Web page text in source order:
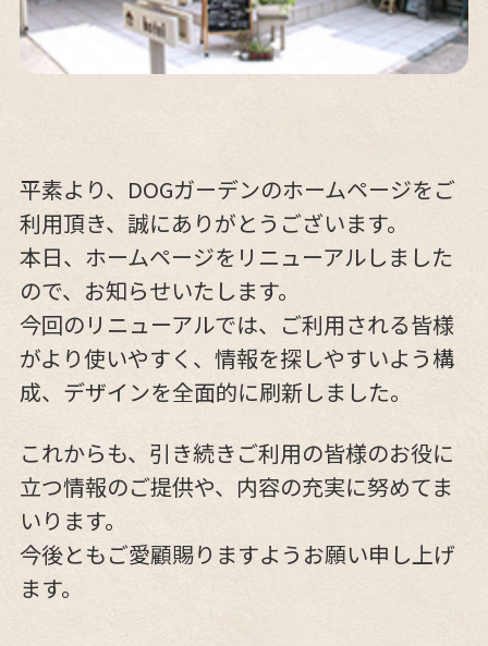
平素より、DOGガーデンのホームページをご
利用頂き、誠にありがとうございます。
本日、ホームページをリニューアルしました
ので、お知らせいたします。
今回のリニューアルでは、ご利用される皆様
がより使いやすく、情報を探しやすいよう構
成、デザインを全面的に刷新しました。
これからも、引き続きご利用の皆様のお役に
立つ情報のご提供や、内容の充実に努めてま
いります。
今後ともご愛顧賜りますようお願い申し上げ
ます。